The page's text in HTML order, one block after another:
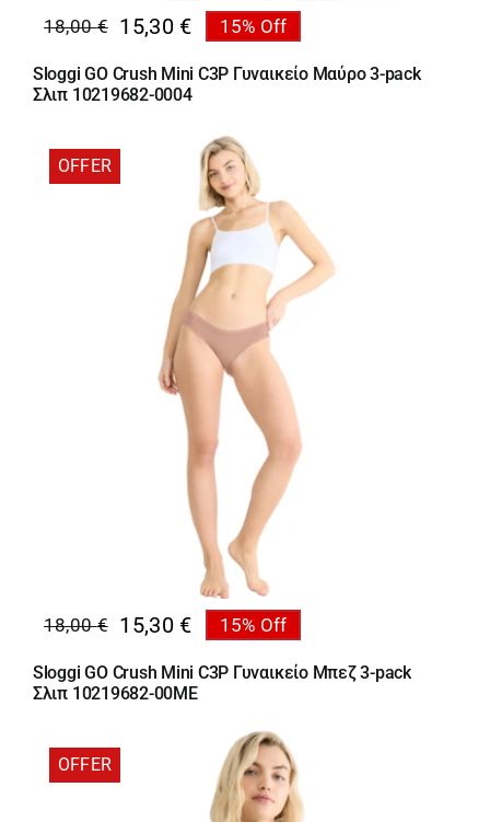
18,00€
Original
price
was:
15,30 €
Η
τρέχουσα
τιμή
15,30 €.
15% Off
Sloggi GO Crush Mini C3P Γυναικείο Μαύρο 3-pack
Σλιπ 10219682-0004
OFFER
18,00€
Original
price
was:
15,30 €
Η
τρέχουσα
τιμή
15,30 €.
15% Off
Sloggi GO Crush Mini C3P Γυναικείο Μπεζ 3-pack
Σλιπ 10219682-00ME
OFFER